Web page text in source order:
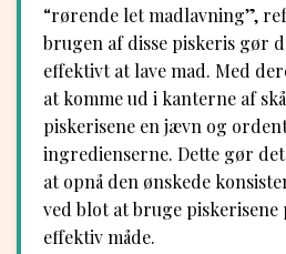
“rørende let madlavning”,
brugen af disse piskeris gør
effektivt at lave mad. Med
at komme ud i kanterne af
piskerisene en jævn og
ingredienserne. Dette gør
at opnå den ønskede
ved blot at bruge piskerisene
effektiv måde.